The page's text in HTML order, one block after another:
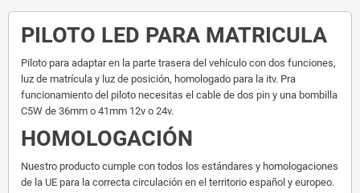
PILOTO LED PARA MATRICULA
Piloto para adaptar en la parte trasera del vehículo con dos funciones,
luz de matrícula y luz de posición, homologado para la itv. Pra
funcionamiento del piloto necesitas el cable de dos pin y una bombilla
C5W de 36mm o 41mm 12v o 24v.
HOMOLOGACIÓN
Nuestro producto cumple con todos los estándares y homologaciones
de la UE para la correcta circulación en el territorio español y europeo.